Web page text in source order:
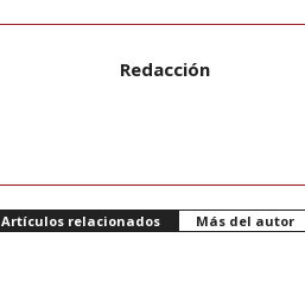
Redacción
Artículos relacionados Más del autor